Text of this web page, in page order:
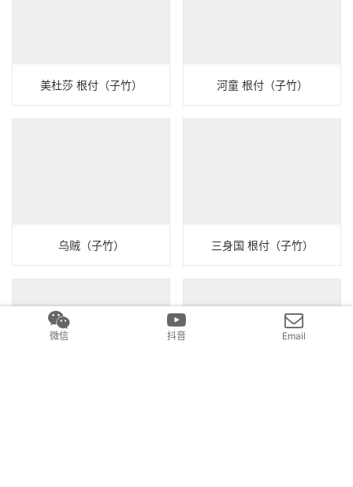
美杜莎 根付（子竹） 河童 根付（子竹）
乌贼（子竹） 三身国 根付（子竹）
微信 抖音 Email